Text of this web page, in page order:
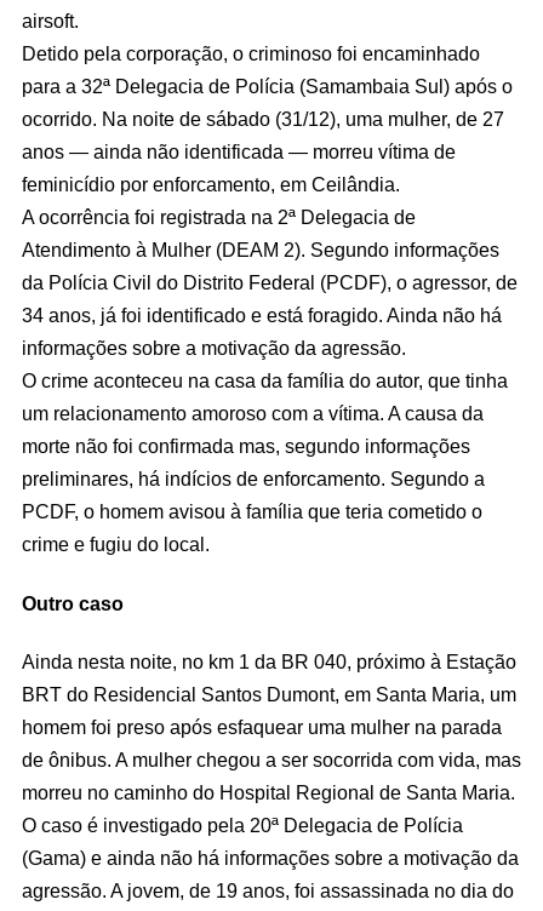
airsoft.
Detido pela corporação, o criminoso foi encaminhado
para a 32ª Delegacia de Polícia (Samambaia Sul) após o
ocorrido. Na noite de sábado (31/12), uma mulher, de 27
anos — ainda não identificada — morreu vítima de
feminicídio por enforcamento, em Ceilândia.
A ocorrência foi registrada na 2ª Delegacia de
Atendimento à Mulher (DEAM 2). Segundo informações
da Polícia Civil do Distrito Federal (PCDF), o agressor, de
34 anos, já foi identificado e está foragido. Ainda não há
informações sobre a motivação da agressão.
O crime aconteceu na casa da família do autor, que tinha
um relacionamento amoroso com a vítima. A causa da
morte não foi confirmada mas, segundo informações
preliminares, há indícios de enforcamento. Segundo a
PCDF, o homem avisou à família que teria cometido o
crime e fugiu do local.
Outro caso
Ainda nesta noite, no km 1 da BR 040, próximo à Estação
BRT do Residencial Santos Dumont, em Santa Maria, um
homem foi preso após esfaquear uma mulher na parada
de ônibus. A mulher chegou a ser socorrida com vida, mas
morreu no caminho do Hospital Regional de Santa Maria.
O caso é investigado pela 20ª Delegacia de Polícia
(Gama) e ainda não há informações sobre a motivação da
agressão. A jovem, de 19 anos, foi assassinada no dia do